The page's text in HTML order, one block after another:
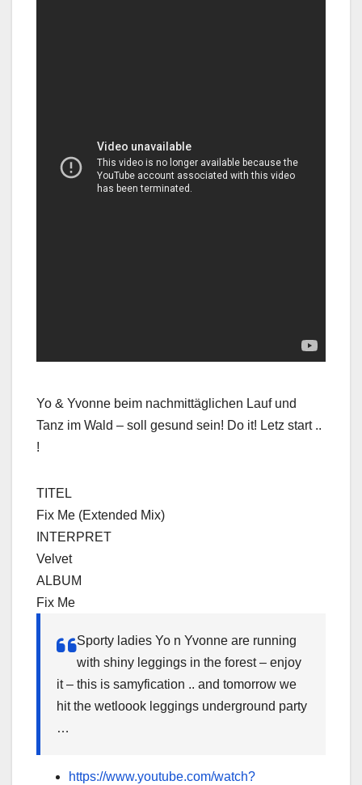
Yo & Yvonne beim nachmittäglichen Lauf und
Tanz im Wald – soll gesund sein! Do it! Letz start ..
!
TITEL
Fix Me (Extended Mix)
INTERPRET
Velvet
ALBUM
Fix Me
Sporty ladies Yo n Yvonne are running
with shiny leggings in the forest – enjoy
it – this is samyfication .. and tomorrow we
hit the wetloook leggings underground party
…
https://www.youtube.com/watch?